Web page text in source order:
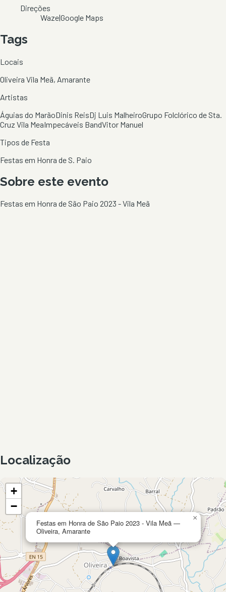
Direções
Waze|Google Maps
Tags
Locais
Oliveira Vila Meã, Amarante
Artistas
Águias do MarãoDinis ReisDj Luis MalheiroGrupo Folclórico de Sta.
Cruz Vila MeaImpecáveis BandVitor Manuel
Tipos de Festa
Festas em Honra de S. Paio
Sobre este evento
Festas em Honra de São Paio 2023 - Vila Meã
Localização
Festas em Honra de São Paio 2023 - Vila Meã —
Oliveira, Amarante
×
+
−